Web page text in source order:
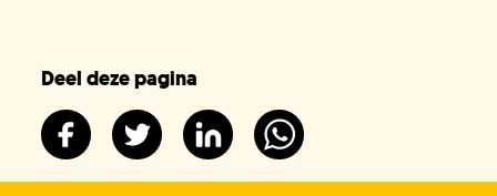
Deel deze pagina
Doneer!